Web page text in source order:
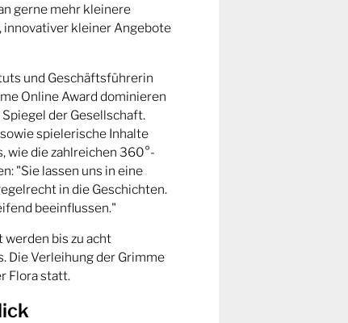
gerne mehr kleinere
innovativer kleiner Angebote
und Geschäftsführerin
Online Award dominieren
der Gesellschaft.
spielerische Inhalte
wie die zahlreichen 360°-
"Sie lassen uns in eine
in die Geschichten.
beeinflussen."
werden bis zu acht
Die Verleihung der Grimme
Flora statt.